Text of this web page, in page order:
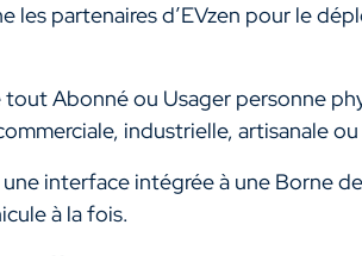
les partenaires d’EVzen pour le
Abonné ou Usager personne
industrielle, artisanale ou
une interface intégrée à une Borne
à la fois.